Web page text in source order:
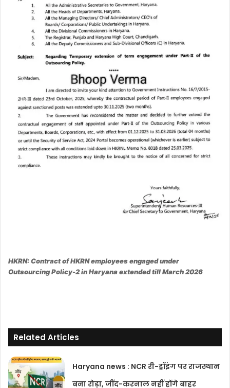
HKRN: Contract of HKRN employees engaged under
Outsourcing Policy-2 in Haryana extended till March 2026
Related Articles
Haryana news : NCR री-ड्रॉइंग पर राजस्थान
बना रोड़ा, जींद-करनाल नहीं होंगे बाहर